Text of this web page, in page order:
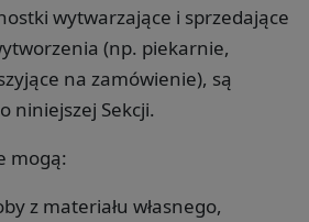
wytwarzające i sprzedające
(np. piekarnie,
na zamówienie), są
niniejszej Sekcji.
mogą:
z materiału własnego,